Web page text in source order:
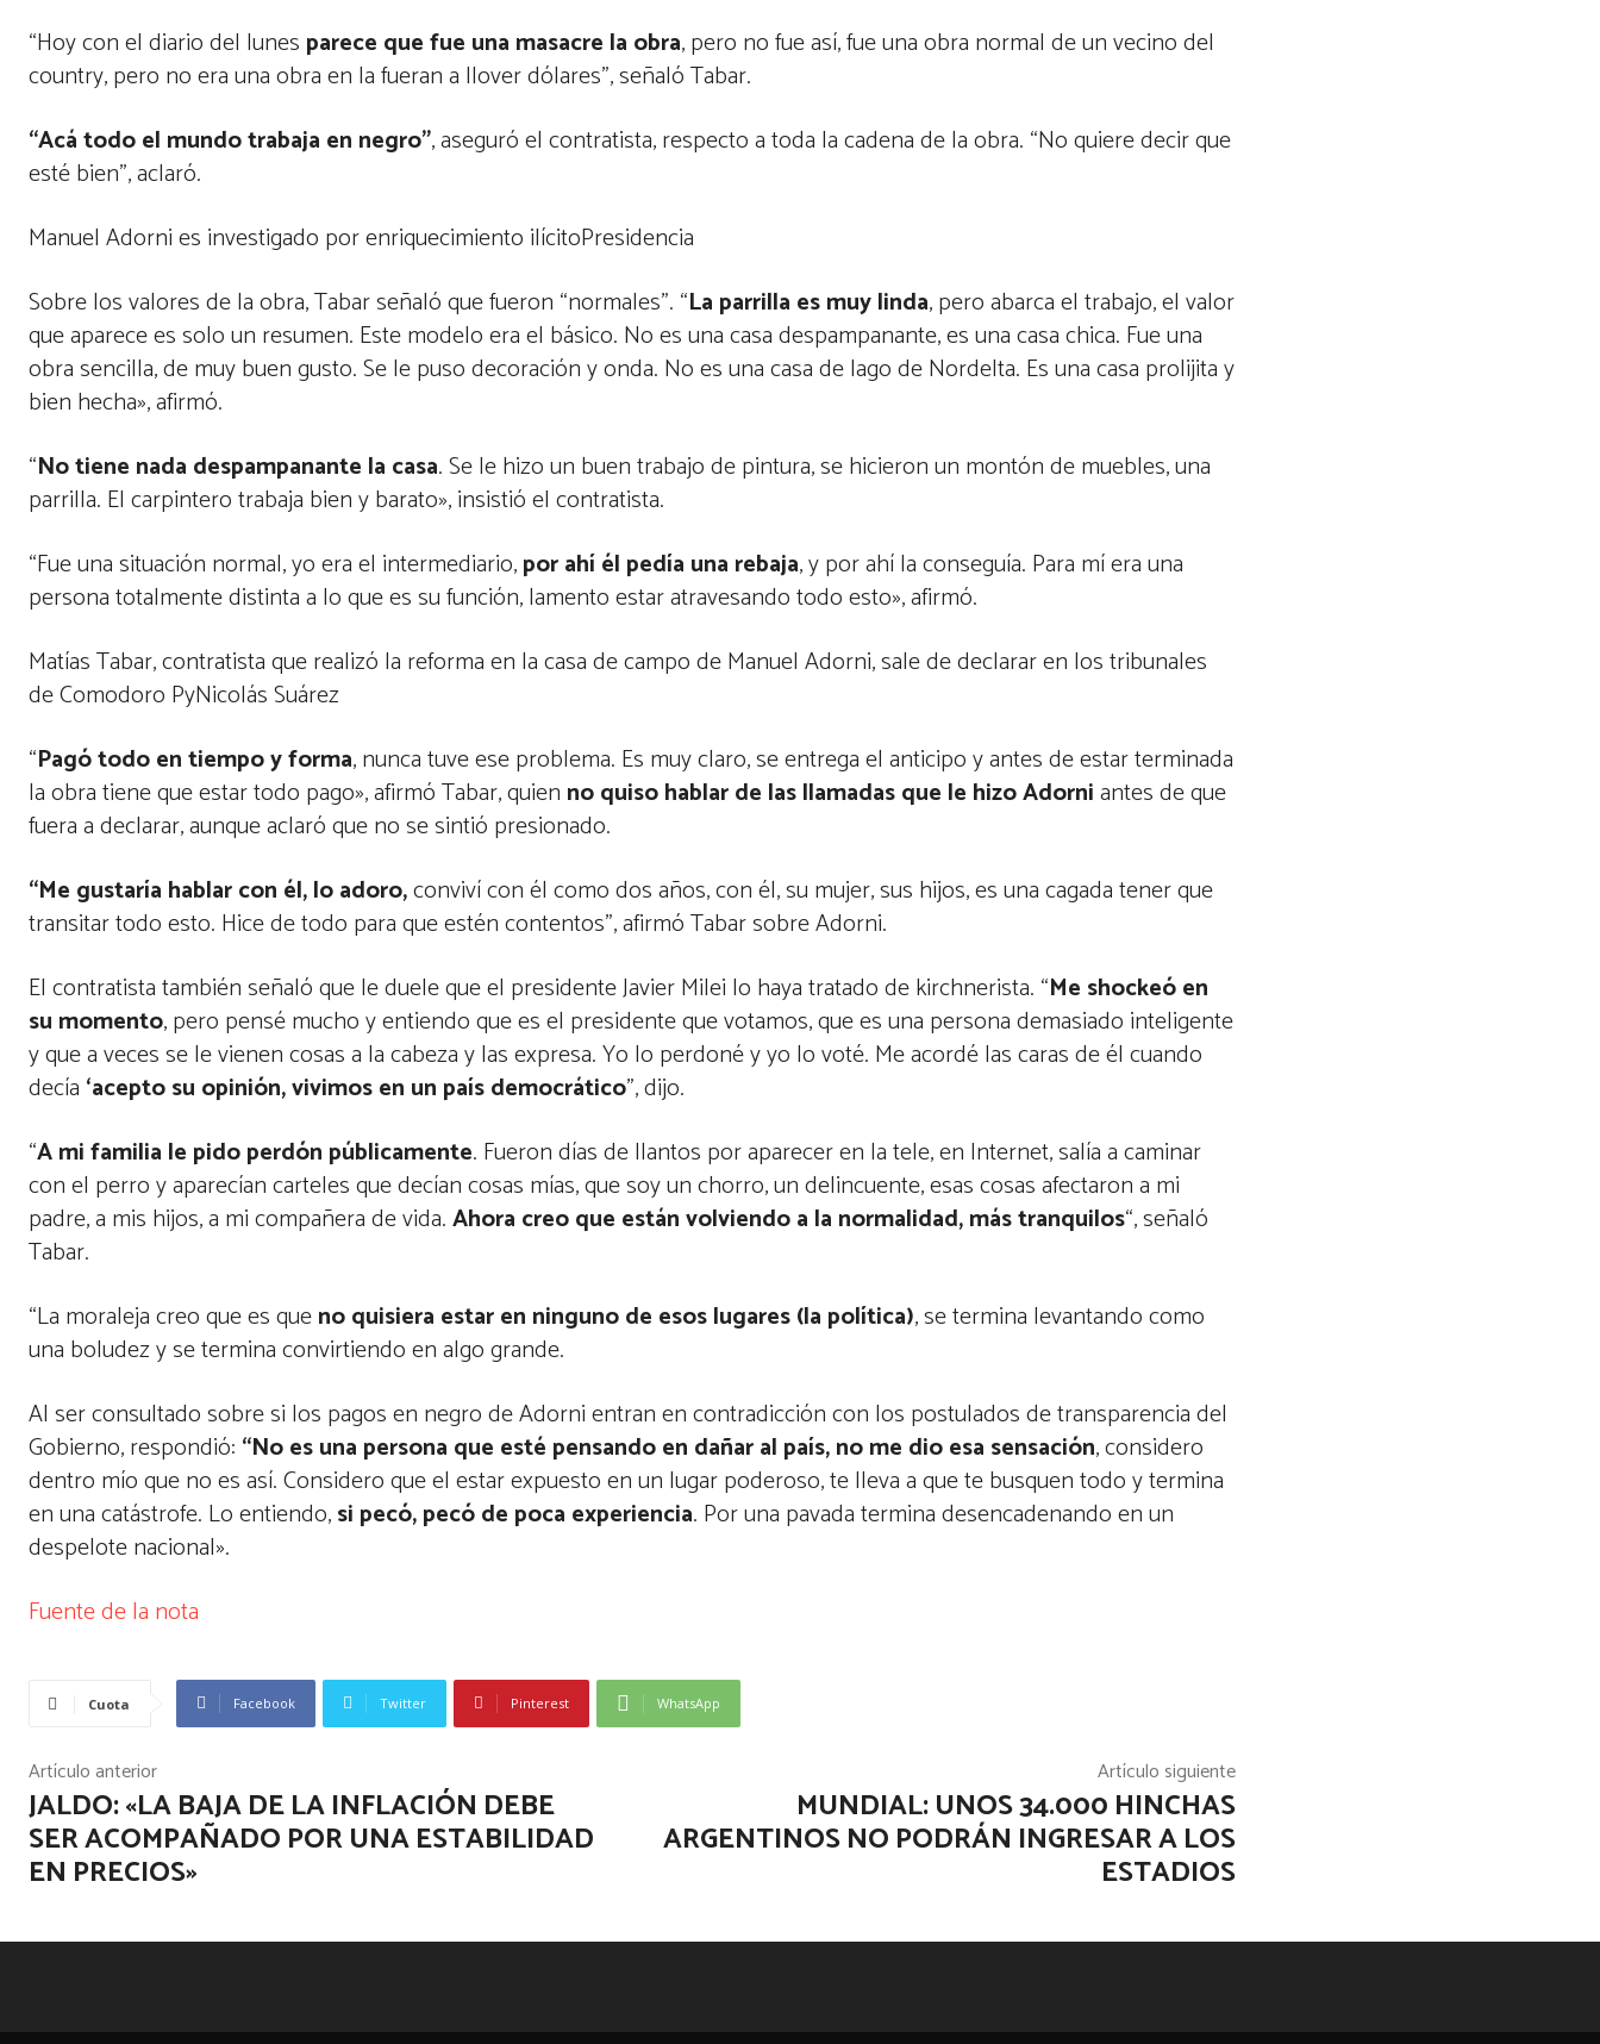
“Hoy con el diario del lunes parece que fue una masacre la obra, pero no fue así, fue una obra normal de un vecino del
country, pero no era una obra en la fueran a llover dólares”, señaló Tabar.
“Acá todo el mundo trabaja en negro”, aseguró el contratista, respecto a toda la cadena de la obra. “No quiere decir que
esté bien”, aclaró.
Manuel Adorni es investigado por enriquecimiento ilícitoPresidencia
Sobre los valores de la obra, Tabar señaló que fueron “normales”. “La parrilla es muy linda, pero abarca el trabajo, el valor
que aparece es solo un resumen. Este modelo era el básico. No es una casa despampanante, es una casa chica. Fue una
obra sencilla, de muy buen gusto. Se le puso decoración y onda. No es una casa de lago de Nordelta. Es una casa prolijita y
bien hecha», afirmó.
“No tiene nada despampanante la casa. Se le hizo un buen trabajo de pintura, se hicieron un montón de muebles, una
parrilla. El carpintero trabaja bien y barato», insistió el contratista.
“Fue una situación normal, yo era el intermediario,por ahí él pedía una rebaja, y por ahí la conseguía. Para mí era una
persona totalmente distinta a lo que es su función, lamento estar atravesando todo esto», afirmó.
Matías Tabar, contratista que realizó la reforma en la casa de campo de Manuel Adorni, sale de declarar en los tribunales
de Comodoro PyNicolás Suárez
“Pagó todo en tiempo y forma, nunca tuve ese problema. Es muy claro, se entrega el anticipo y antes de estar terminada
la obra tiene que estar todo pago», afirmó Tabar, quien no quiso hablar de las llamadas que le hizo Adorniantes de que
fuera a declarar, aunque aclaró que no se sintió presionado.
“Me gustaría hablar con él, lo adoro,conviví con él como dos años, con él, su mujer, sus hijos, es una cagada tener que
transitar todo esto. Hice de todo para que estén contentos”, afirmó Tabar sobre Adorni.
El contratista también señaló que le duele que el presidente Javier Milei lo haya tratado de kirchnerista. “Me shockeó en
su momento, pero pensé mucho y entiendo que es el presidente que votamos, que es una persona demasiado inteligente
y que a veces se le vienen cosas a la cabeza y las expresa. Yo lo perdoné y yo lo voté. Me acordé las caras de él cuando
decía ‘acepto su opinión, vivimos en un país democrático”, dijo.
“A mi familia le pido perdón públicamente. Fueron días de llantos por aparecer en la tele, en Internet, salía a caminar
con el perro y aparecían carteles que decían cosas mías, que soy un chorro, un delincuente, esas cosas afectaron a mi
padre, a mis hijos, a mi compañera de vida.Ahora creo que están volviendo a la normalidad, más tranquilos“, señaló
Tabar.
“La moraleja creo que es queno quisiera estar en ninguno de esos lugares (la política), se termina levantando como
una boludez y se termina convirtiendo en algo grande.
Al ser consultado sobre si los pagos en negro de Adornientran en contradicción con los postulados de transparencia del
Gobierno, respondió: “No es una persona que esté pensando en dañar al país, no me dio esa sensación, considero
dentro mío que no es así. Considero que el estar expuesto en un lugar poderoso, te lleva a que te busquen todo y termina
en una catástrofe. Lo entiendo,si pecó, pecó de poca experiencia. Por una pavada termina desencadenando en un
despelote nacional».
Fuente de la nota
Cuota Facebook Twitter Pinterest WhatsApp
Artículo anterior
JALDO: «LA BAJA DE LA INFLACIÓN DEBE
SER ACOMPAÑADO POR UNA ESTABILIDAD
EN PRECIOS»
Artículo siguiente
MUNDIAL: UNOS 34.000 HINCHAS
ARGENTINOS NO PODRÁN INGRESAR A LOS
ESTADIOS